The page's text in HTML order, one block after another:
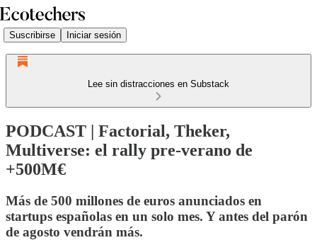
Suscribirse Iniciar sesión
Lee sin distracciones en Substack
PODCAST | Factorial, Theker,
Multiverse: el rally pre-verano de
+500M€
Más de 500 millones de euros anunciados en
startups españolas en un solo mes. Y antes del parón
de agosto vendrán más.